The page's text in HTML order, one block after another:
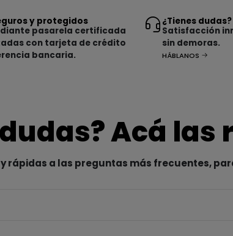
y protegidos
pasarela certificada
con tarjeta de crédito
bancaria.
¿Tienes dudas?
Satisfacción
sin demoras.
HÁBLANOS
Acá las
rápidas a las preguntas más frecuentes,